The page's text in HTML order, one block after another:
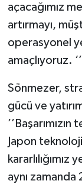
açacağımız
artırmayı,
operasyonel
amaçlıyoruz. ‘’
Sönmezer,
gücü ve
Japon
kararlılığımız
aynı